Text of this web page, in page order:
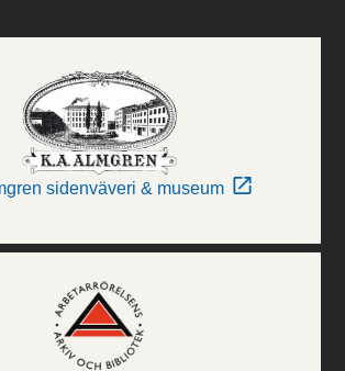
sidenväveri & museum